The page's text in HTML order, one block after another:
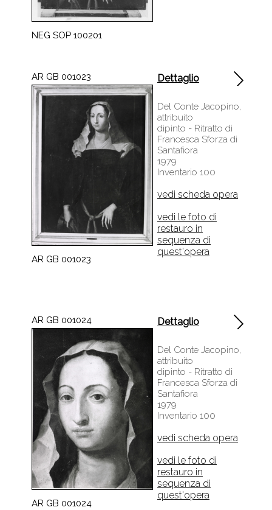
NEG SOP 100201
AR GB 001023
AR GB 001023
Dettaglio
Del Conte Jacopino,
attribuito
dipinto - Ritratto di
Francesca Sforza di
Santafiora
1979
Inventario 100
vedi scheda opera
vedi le foto di
restauro in
sequenza di
quest'opera
AR GB 001024
AR GB 001024
Dettaglio
Del Conte Jacopino,
attribuito
dipinto - Ritratto di
Francesca Sforza di
Santafiora
1979
Inventario 100
vedi scheda opera
vedi le foto di
restauro in
sequenza di
quest'opera